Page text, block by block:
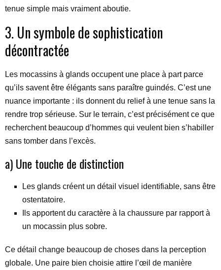
tenue simple mais vraiment aboutie.
3. Un symbole de sophistication
décontractée
Les mocassins à glands occupent une place à part parce
qu’ils savent être élégants sans paraître guindés. C’est une
nuance importante : ils donnent du relief à une tenue sans la
rendre trop sérieuse. Sur le terrain, c’est précisément ce que
recherchent beaucoup d’hommes qui veulent bien s’habiller
sans tomber dans l’excès.
a) Une touche de distinction
Les glands créent un détail visuel identifiable, sans être
ostentatoire.
Ils apportent du caractère à la chaussure par rapport à
un mocassin plus sobre.
Ce détail change beaucoup de choses dans la perception
globale. Une paire bien choisie attire l’œil de manière